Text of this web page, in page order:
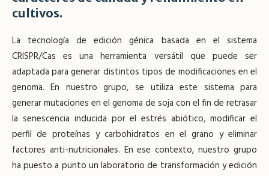
cultivos.
La tecnología de edición génica basada en el sistema
CRISPR/Cas es una herramienta versátil que puede ser
adaptada para generar distintos tipos de modificaciones en el
genoma. En nuestro grupo, se utiliza este sistema para
generar mutaciones en el genoma de soja con el fin de retrasar
la senescencia inducida por el estrés abiótico, modificar el
perfil de proteínas y carbohidratos en el grano y eliminar
factores anti-nutricionales. En ese contexto, nuestro grupo
ha puesto a punto un laboratorio de transformación y edición